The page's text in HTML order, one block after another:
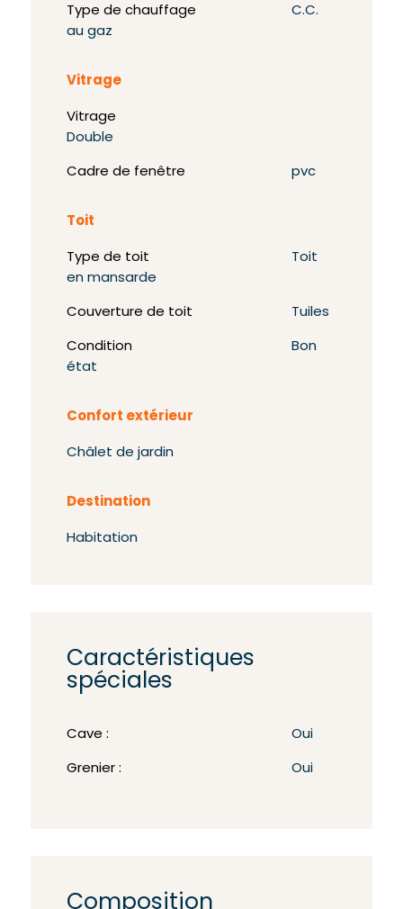
Type de chauffage
C.C.
au gaz
Vitrage
Vitrage
Double
Cadre de fenêtre pvc
Toit
Type de toit
Toit
en mansarde
Couverture de toit Tuiles
Condition
Bon
état
Confort extérieur
Châlet de jardin
Destination
Habitation
Caractéristiques
spéciales
Cave : Oui
Grenier : Oui
Composition